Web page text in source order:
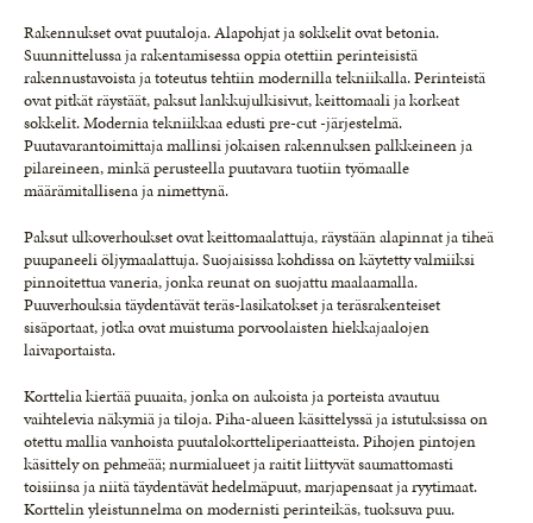
Rakennukset ovat puutaloja. Alapohjat ja sokkelit ovat betonia.
Suunnittelussa ja rakentamisessa oppia otettiin perinteisistä
rakennustavoista ja toteutus tehtiin modernilla tekniikalla. Perinteistä
ovat pitkät räystäät, paksut lankkujulkisivut, keittomaali ja korkeat
sokkelit. Modernia tekniikkaa edusti pre-cut -järjestelmä.
Puutavarantoimittaja mallinsi jokaisen rakennuksen palkkeineen ja
pilareineen, minkä perusteella puutavara tuotiin työmaalle
määrämitallisena ja nimettynä.
Paksut ulkoverhoukset ovat keittomaalattuja, räystään alapinnat ja tiheä
puupaneeli öljymaalattuja. Suojaisissa kohdissa on käytetty valmiiksi
pinnoitettua vaneria, jonka reunat on suojattu maalaamalla.
Puuverhouksia täydentävät teräs-lasikatokset ja teräsrakenteiset
sisäportaat, jotka ovat muistuma porvoolaisten hiekkajaalojen
laivaportaista.
Korttelia kiertää puuaita, jonka on aukoista ja porteista avautuu
vaihtelevia näkymiä ja tiloja. Piha-alueen käsittelyssä ja istutuksissa on
otettu mallia vanhoista puutalokortteliperiaatteista. Pihojen pintojen
käsittely on pehmeää; nurmialueet ja raitit liittyvät saumattomasti
toisiinsa ja niitä täydentävät hedelmäpuut, marjapensaat ja ryytimaat.
Korttelin yleistunnelma on modernisti perinteikäs, tuoksuva puu.